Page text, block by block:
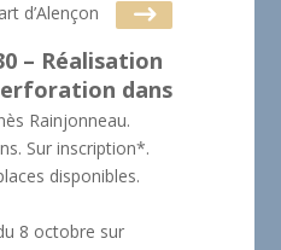
d’Alençon
– Réalisation
dans
Rainjonneau.
Sur inscription*.
disponibles.
8 octobre sur